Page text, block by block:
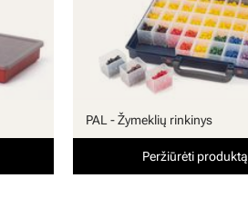
PAL - Žymeklių rinkinys
Peržiūrėti produktą